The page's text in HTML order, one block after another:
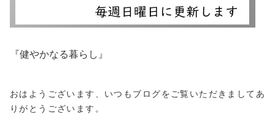
『健やかなる暮らし』
おはようございます、いつもブログをご覧いただきましてあ
りがとうございます。